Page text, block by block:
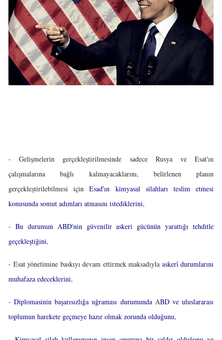
- Gelişmelerin gerçekleştirilmesinde sadece Rusya ve Esat'ın
çalışmalarına bağlı kalmayacaklarını, belirlenen planın
gerçekleştirilebilmesi içinEsad'ın kimyasal silahları teslim etmesi
konusunda somut adımları atmasını istediklerini,
- Bu durumun ABD'nin güvenilir askeri gücünün yarattığı tehditle
geçekleştiğini,
- Esat yönetimine baskıyı devam ettirmek maksadıyla askerî durumlarını
muhafaza edeceklerini,
-Diplomasinin başarısızlığa uğraması durumundaABD ve uluslararası
toplumun harekete geçmeye hazır olmak zorunda olduğunu,